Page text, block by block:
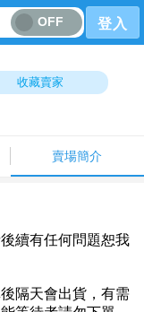
OFF 登入
收藏賣家
賣場簡介